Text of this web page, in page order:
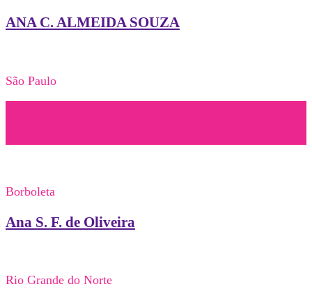
ANA C. ALMEIDA SOUZA
São Paulo
Borboleta
Ana S. F. de Oliveira
Rio Grande do Norte